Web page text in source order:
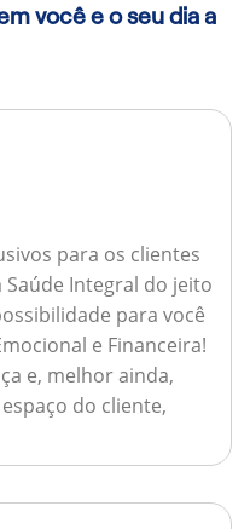
você e o seu dia a
para os clientes
Integral do jeito
para você
e Financeira!
e, melhor ainda,
do cliente,